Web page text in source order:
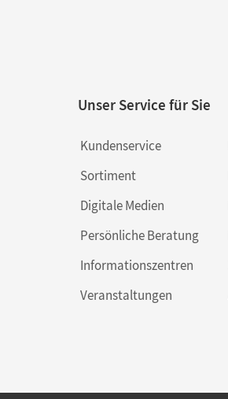
Unser Service für Sie
Kundenservice
Sortiment
Digitale Medien
Persönliche Beratung
Informationszentren
Veranstaltungen